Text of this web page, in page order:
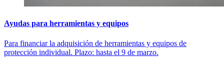
Ayudas para herramientas y equipos
Para financiar la adquisición de herramientas y equipos de
protección individual. Plazo: hasta el 9 de marzo.